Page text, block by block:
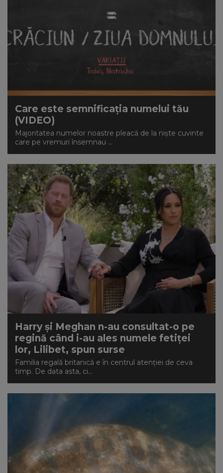
Care este semnificația numelui tău
(VIDEO)
Majoritatea numelor noastre pleacă de la niște cuvinte
care pe vremuri însemnau ...
Harry și Meghan n-au consultat-o pe
regină când i-au ales numele fetiței
lor, Lilibet, spun surse
Familia regală britanică e în centrul atenției de ceva
timp. De data asta, ci...